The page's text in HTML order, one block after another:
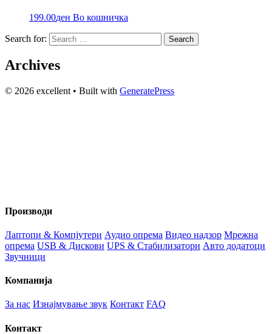
199.00ден Во кошничка
Search for:
Archives
© 2026 excellent • Built with GeneratePress
Производи
Лаптопи & Компјутери Аудио опрема Видео надзор Мрежна
опрема USB & Дискови UPS & Стабилизатори Авто додатоци
Звучници
Компанија
За нас Изнајмување звук Контакт FAQ
Контакт